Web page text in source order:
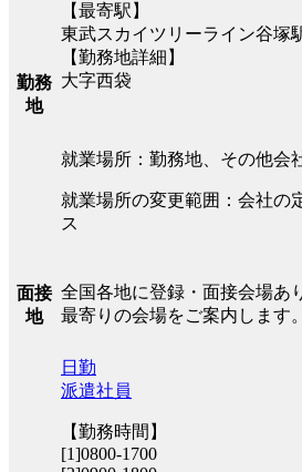
勤務
地
【最寄駅】
東武スカイツリーライン谷塚
【勤務地詳細】
大字西袋
就業場所：勤務地、その他会
就業場所の変更範囲：会社の
ス
面接
地
全国各地に登録・面接会場あ
最寄りの会場をご案内します。
日勤
派遣社員
【勤務時間】
[1]0800-1700